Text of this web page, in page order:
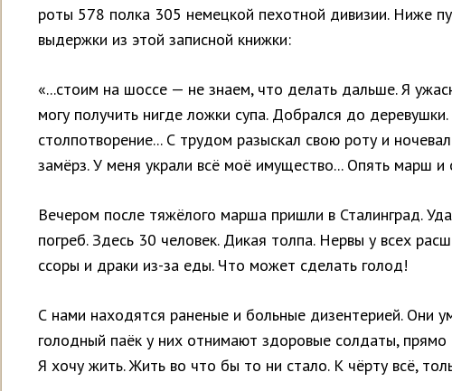
роты 578 полка 305 немецкой пехотной дивизии. Ниже
выдержки из этой записной книжки:
«...стоим на шоссе — не знаем, что делать дальше. Я
могу получить нигде ложки супа. Добрался до
столпотворение... С трудом разыскал свою роту и
замёрз. У меня украли всё моё имущество... Опять марш и
Вечером после тяжёлого марша пришли в Сталинград.
погреб. Здесь 30 человек. Дикая толпа. Нервы у всех
ссоры и драки из-за еды. Что может сделать голод!
С нами находятся раненые и больные дизентерией. Они
голодный паёк у них отнимают здоровые солдаты, прямо
Я хочу жить. Жить во что бы то ни стало. К чёрту всё,